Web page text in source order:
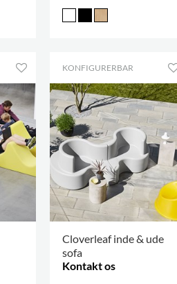
KONFIGURERBAR
Cloverleaf inde & ude
sofa
Kontakt os